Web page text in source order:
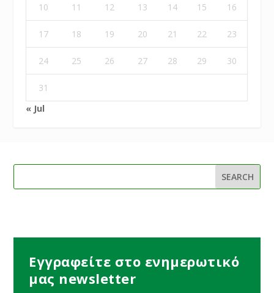
10 11 12 13 14 15 16
17 18 19 20 21 22 23
24 25 26 27 28 29 30
31
« Jul
Εγγραφείτε στο ενημερωτικό
μας newsletter